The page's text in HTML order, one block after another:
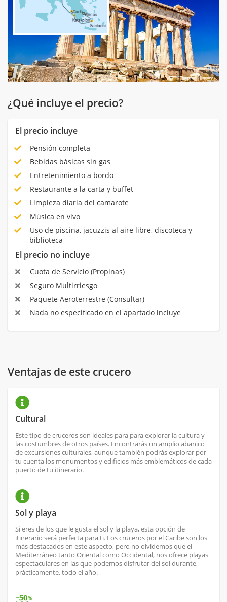
¿Qué incluye el precio?
El precio incluye
Pensión completa
Bebidas básicas sin gas
Entretenimiento a bordo
Restaurante a la carta y buffet
Limpieza diaria del camarote
Música en vivo
Uso de piscina, jacuzzis al aire libre, discoteca y
biblioteca
El precio no incluye
Cuota de Servicio (Propinas)
Seguro Multirriesgo
Paquete Aeroterrestre (Consultar)
Nada no especificado en el apartado incluye
Ventajas de este crucero
Cultural
Este tipo de cruceros son ideales para para explorar la cultura y
las costumbres de otros países. Encontrarás un amplio abanico
de excursiones culturales, aunque también podrás explorar por
tu cuenta los monumentos y edificios más emblemáticos de cada
puerto de tu itinerario.
Sol y playa
Si eres de los que le gusta el sol y la playa, esta opción de
itinerario será perfecta para ti. Los cruceros por el Caribe son los
más destacados en este aspecto, pero no olvidemos que el
Mediterráneo tanto Oriental como Occidental, nos ofrece playas
espectaculares en las que podemos disfrutar del sol durante,
prácticamente, todo el año.